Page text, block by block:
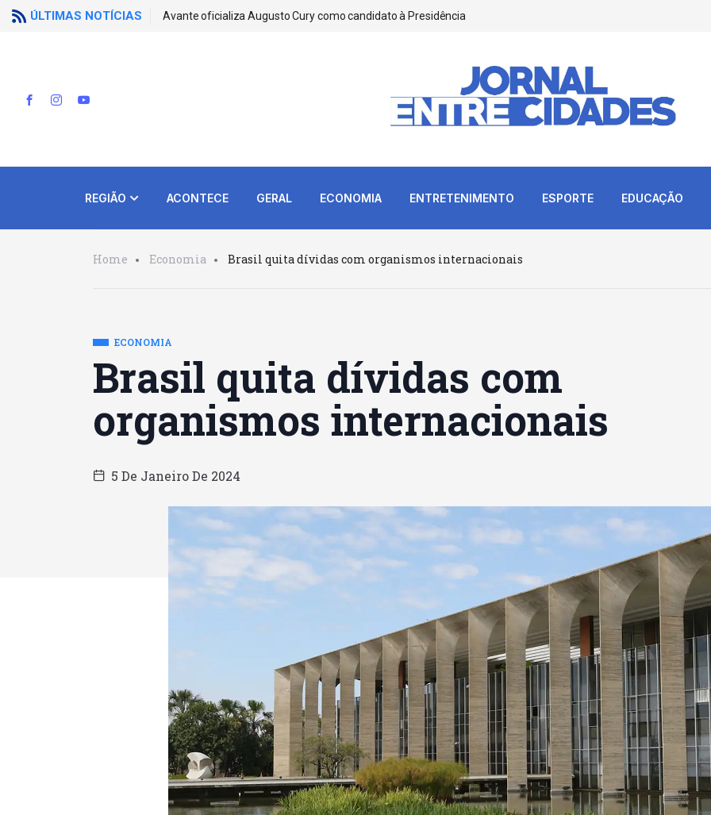
ÚLTIMAS NOTÍCIAS Avante oficializa Augusto Cury como candidato à Presidência
REGIÃO ACONTECE GERAL ECONOMIA ENTRETENIMENTO ESPORTE EDUCAÇÃO
Home Economia Brasil quita dívidas com organismos internacionais
ECONOMIA
Brasil quita dívidas com
organismos internacionais
5 De Janeiro De 2024